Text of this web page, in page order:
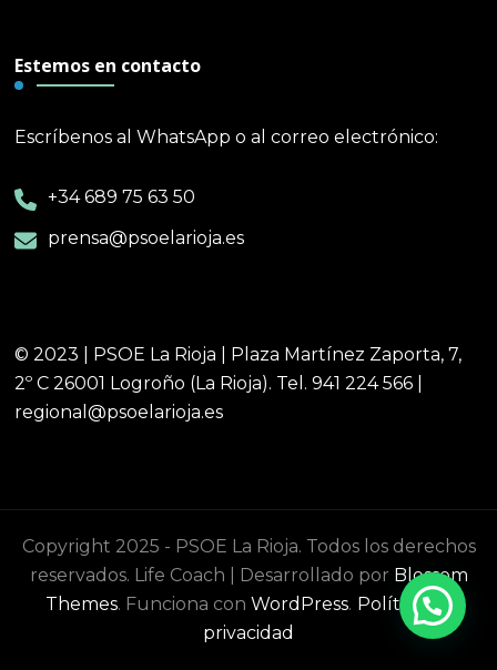
Estemos en contacto
Escríbenos al WhatsApp o al correo electrónico:
+34 689 75 63 50
prensa@psoelarioja.es
© 2023 | PSOE La Rioja | Plaza Martínez Zaporta, 7,
2º C 26001 Logroño (La Rioja). Tel. 941 224 566 |
regional@psoelarioja.es
Copyright 2025 - PSOE La Rioja. Todos los derechos
reservados. Life Coach | Desarrollado por Blossom
Themes. Funciona con WordPress. Política de
privacidad